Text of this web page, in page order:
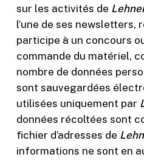
sur les activités de
l’une de ses
participe à un concours
commande du matériel,
nombre de données
sont sauvegardées
utilisées uniquement par
données récoltées sont
fichier d’adresses de
informations ne sont en
Nécessaire
Ces cookies ne
sont pas
facultatifs. Ils
nécessaires au
fonctionnement
du site Web.